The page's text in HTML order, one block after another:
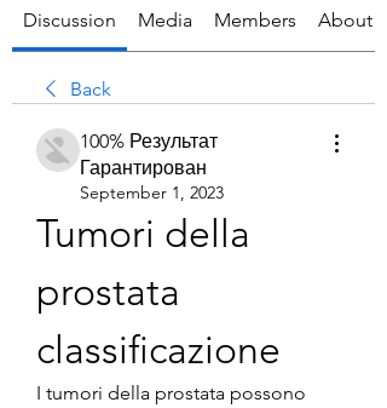
Discussion Media Members About
Back
100% Результат
Гарантирован
September 1, 2023
Tumori della
prostata
classificazione
I tumori della prostata possono